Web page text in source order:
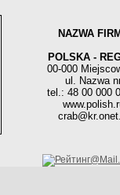
NAZWA
POLSKA -
00-000
ul. Nazwa
tel.: 48 00 000